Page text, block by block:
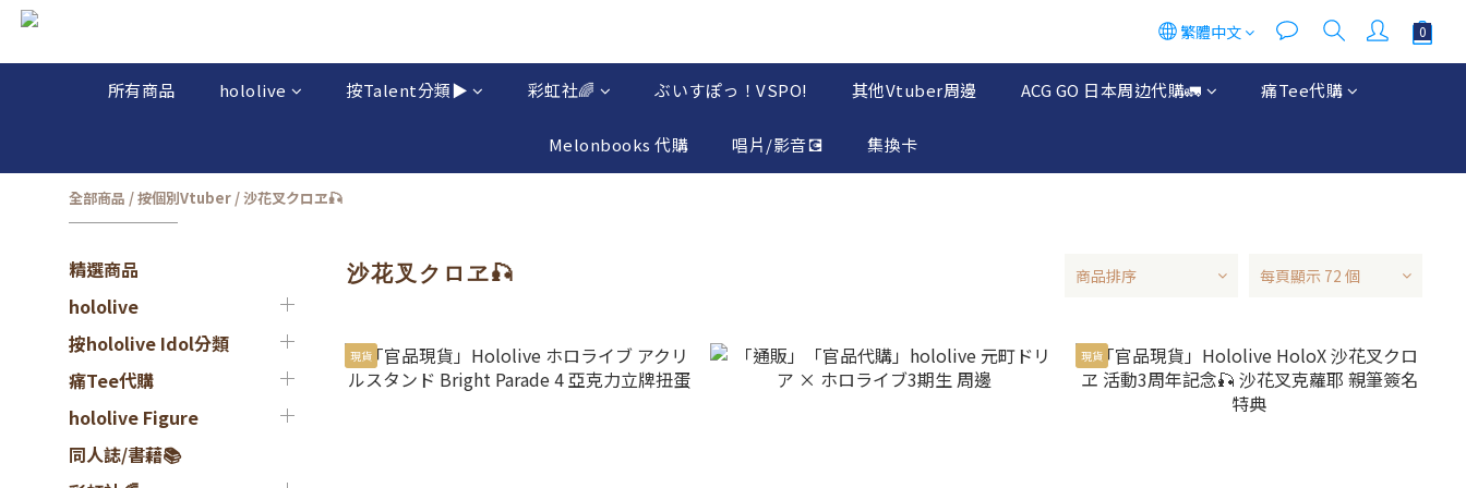
繁體中文
所有商品 hololive 按Talent分類▶️ 彩虹社🌈 ぶいすぽっ！VSPO! 其他Vtuber周邊 ACG GO 日本周边代購🚛 痛Tee代購
Melonbooks 代購 唱片/影音💽 集換卡
全部商品 /按個別Vtuber /沙花叉クロヱ🎣
精選商品
hololive
按hololive Idol分類
痛Tee代購
hololive Figure
同人誌/書藉📚
沙花叉クロヱ🎣 商品排序 每頁顯示 72 個
現貨 現貨